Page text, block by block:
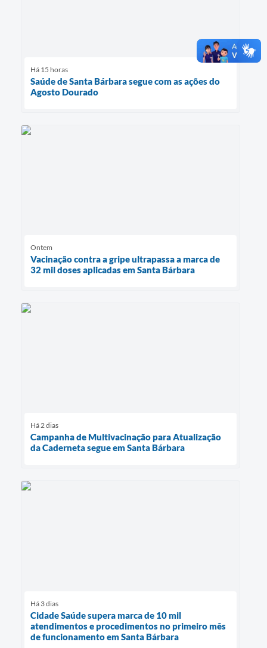
Há 15 horas
Saúde de Santa Bárbara segue com as ações do
Agosto Dourado
Ontem
Vacinação contra a gripe ultrapassa a marca de
32 mil doses aplicadas em Santa Bárbara
Há 2 dias
Campanha de Multivacinação para Atualização
da Caderneta segue em Santa Bárbara
Há 3 dias
Cidade Saúde supera marca de 10 mil
atendimentos e procedimentos no primeiro mês
de funcionamento em Santa Bárbara